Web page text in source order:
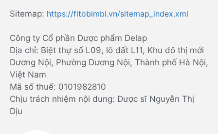
Sitemap: https://fitobimbi.vn/sitemap_index.xml
Công ty Cổ phần Dược phẩm Delap
Địa chỉ: Biệt thự số L09, lô đất L11, Khu đô thị mới
Dương Nội, Phường Dương Nội, Thành phố Hà Nội,
Việt Nam
Mã số thuế: 0101982810
Chịu trách nhiệm nội dung: Dược sĩ Nguyễn Thị
Dịu